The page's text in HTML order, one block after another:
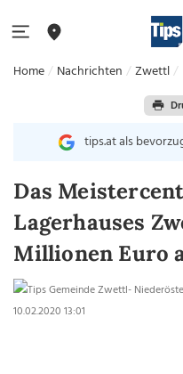
Home Nachrichten Zwettl
tips.at als
Das
Lagerhauses
Millionen Euro
10.02.2020 13:01